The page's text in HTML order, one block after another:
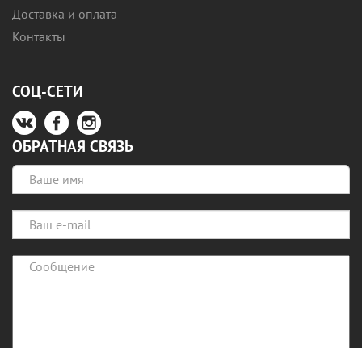
Доставка и оплата
Контакты
СОЦ-СЕТИ
ОБРАТНАЯ СВЯЗЬ